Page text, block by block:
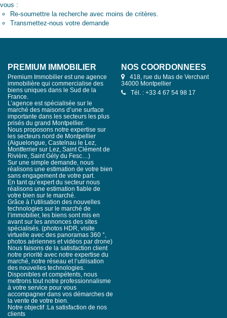
vous :
Re-soumettre la recherche avec moins de critères.
Transmettez-nous votre demande
PREMIUM IMMOBILIER
Premium Immobilier est une agence
immobilière qui commercialise des
biens uniques dans le Sud de la
France.
L’agence est spécialisée sur le
marché des maisons d’une surface
importante dans les secteurs les plus
prisés du grand Montpellier.
Nous proposons notre expertise sur
les secteurs nord de Montpellier
(Aiguelongue, Castelnau le Lez,
Montferrier sur Lez, Saint Clément de
Rivière, Saint Gély du Fesc…)
Sur une simple demande, nous
réalisons une estimation de votre bien
sans engagement de votre part.
En tant qu’expert du secteur nous
réalisons une estimation fiable de
votre bien sur le marché.
Grâce à l’utilisation des nouvelles
technologies sur le marché de
l’immobilier, les biens sont mis en
avant sur les annonces des sites
spécialisés. (photos HDR, visite
virtuelle avec des panoramas 360 °,
photos aériennes et vidéos par drone)
Nous faisons de la satisfaction client
notre priorité avec notre expertise du
marché, notre réseau et l’utilisation
des nouvelles technologies.
Disponibles et compétents, nous
mettrons tout notre professionnalisme
à votre service pour vous
accompagner dans vos démarches de
la vente de votre bien.
Notre objectif :La satisfaction de nos
clients
NOS COORDONNÉES
418, rue du Mas de Verchant
34000 Montpellier
Tél. : +33 4 67 54 98 17